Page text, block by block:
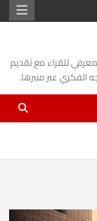
للقراء مع تقديم
الفكري عبر منبرها.